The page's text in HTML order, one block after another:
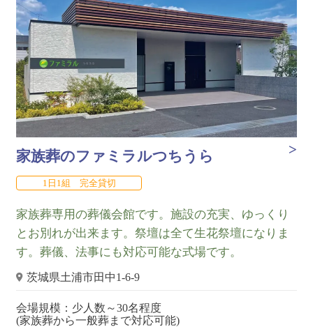
家族葬のファミラルつちうら
1日1組 完全貸切
家族葬専用の葬儀会館です。施設の充実、ゆっくり
とお別れが出来ます。祭壇は全て生花祭壇になりま
す。葬儀、法事にも対応可能な式場です。
茨城県土浦市田中1-6-9
会場規模：少人数～30名程度
(家族葬から一般葬まで対応可能)